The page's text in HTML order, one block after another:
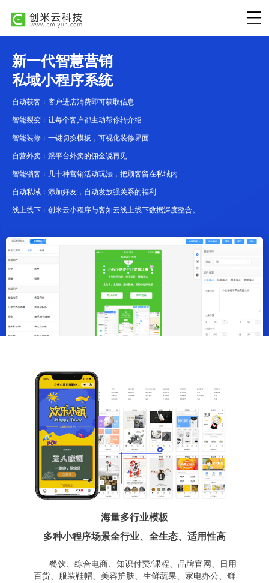
新一代智慧营销
私域小程序系统
自动获客：客户进店消费即可获取信息
智能裂变：让每个客户都主动帮你转介绍
智能装修：一键切换模板，可视化装修界面
自营外卖：跟平台外卖的佣金说再见
智能锁客：几十种营销活动玩法，把顾客留在私域内
自动私域：添加好友，自动发放强关系的福利
线上线下：创米云小程序与客如云线上线下数据深度整合。
海量多行业模板
多种小程序场景全行业、全生态、适用性高
餐饮、综合电商、知识付费/课程、品牌官网、日用
百货、服装鞋帽、美容护肤、生鲜蔬果、家电办公、鲜